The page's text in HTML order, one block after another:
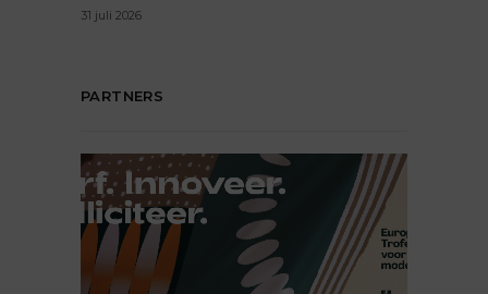
31 juli 2026
PARTNERS